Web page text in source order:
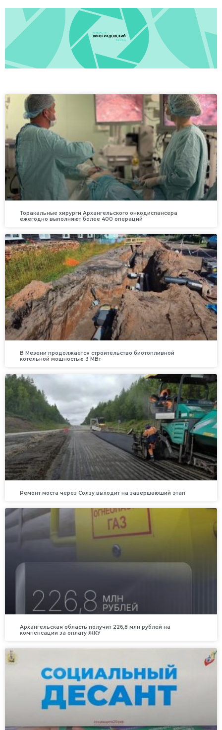
Торакальные хирурги Архангельского онкодиспансера
ежегодно выполняют более 400 операций
В Мезени продолжается строительство биотопливной
котельной мощностью 3 МВт
Ремонт моста через Солзу выходит на завершающий этап
Архангельская область получит 226,8 млн рублей на
компенсации за оплату ЖКУ